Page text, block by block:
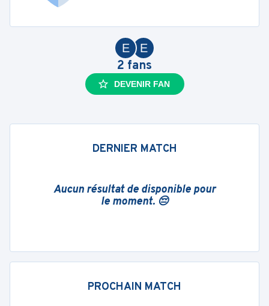
E
E
2 fans
DEVENIR FAN
DERNIER MATCH
Aucun résultat de disponible pour
le moment. 😔
PROCHAIN MATCH